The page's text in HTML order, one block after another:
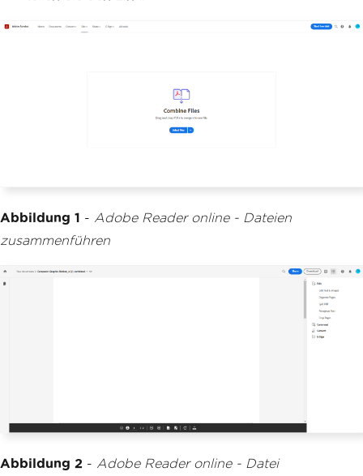
Abbildung 1 - Adobe Reader online - Dateien
zusammenführen
Abbildung 2 - Adobe Reader online - Datei